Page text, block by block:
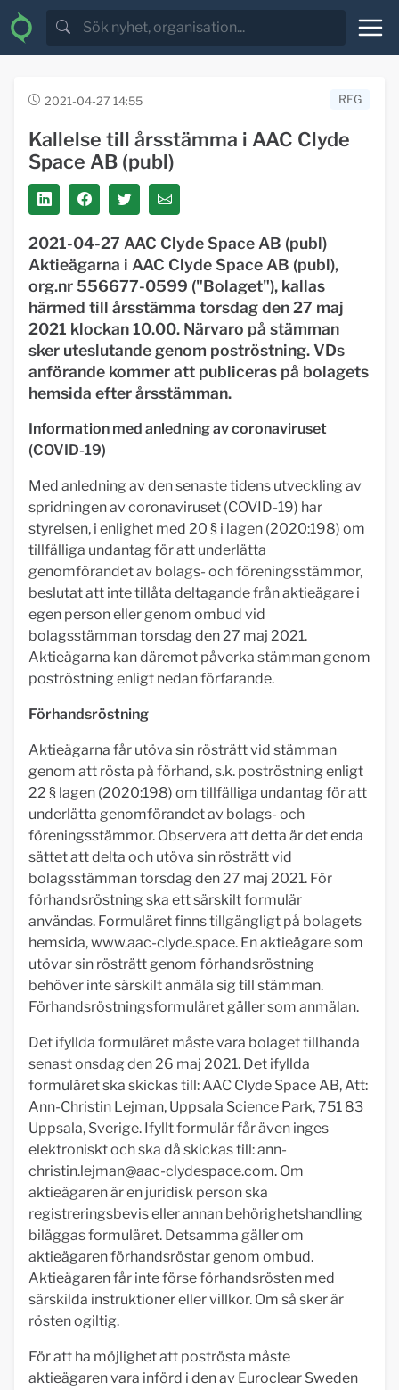
2021-04-27 14:55 REG
Kallelse till årsstämma i AAC Clyde
Space AB (publ)
2021-04-27 AAC Clyde Space AB (publ)
Aktieägarna i AAC Clyde Space AB (publ),
org.nr 556677-0599 ("Bolaget"), kallas
härmed till årsstämma torsdag den 27 maj
2021 klockan 10.00. Närvaro på stämman
sker uteslutande genom poströstning. VDs
anförande kommer att publiceras på bolagets
hemsida efter årsstämman.
Information med anledning av coronaviruset
(COVID-19)
Med anledning av den senaste tidens utveckling av
spridningen av coronaviruset (COVID-19) har
styrelsen, i enlighet med 20 § i lagen (2020:198) om
tillfälliga undantag för att underlätta
genomförandet av bolags- och föreningsstämmor,
beslutat att inte tillåta deltagande från aktieägare i
egen person eller genom ombud vid
bolagsstämman torsdag den 27 maj 2021.
Aktieägarna kan däremot påverka stämman genom
poströstning enligt nedan förfarande.
Förhandsröstning
Aktieägarna får utöva sin rösträtt vid stämman
genom att rösta på förhand, s.k. poströstning enligt
22 § lagen (2020:198) om tillfälliga undantag för att
underlätta genomförandet av bolags- och
föreningsstämmor. Observera att detta är det enda
sättet att delta och utöva sin rösträtt vid
bolagsstämman torsdag den 27 maj 2021. För
förhandsröstning ska ett särskilt formulär
användas. Formuläret finns tillgängligt på bolagets
hemsida, www.aac-clyde.space. En aktieägare som
utövar sin rösträtt genom förhandsröstning
behöver inte särskilt anmäla sig till stämman.
Förhandsröstningsformuläret gäller som anmälan.
Det ifyllda formuläret måste vara bolaget tillhanda
senast onsdag den 26 maj 2021. Det ifyllda
formuläret ska skickas till: AAC Clyde Space AB, Att:
Ann-Christin Lejman, Uppsala Science Park, 751 83
Uppsala, Sverige. Ifyllt formulär får även inges
elektroniskt och ska då skickas till:ann-
christin.lejman@aac-clydespace.com. Om
aktieägaren är en juridisk person ska
registreringsbevis eller annan behörighetshandling
biläggas formuläret. Detsamma gäller om
aktieägaren förhandsröstar genom ombud.
Aktieägaren får inte förse förhandsrösten med
särskilda instruktioner eller villkor. Om så sker är
rösten ogiltig.
För att ha möjlighet att poströsta måste
aktieägaren vara införd i den av Euroclear Sweden